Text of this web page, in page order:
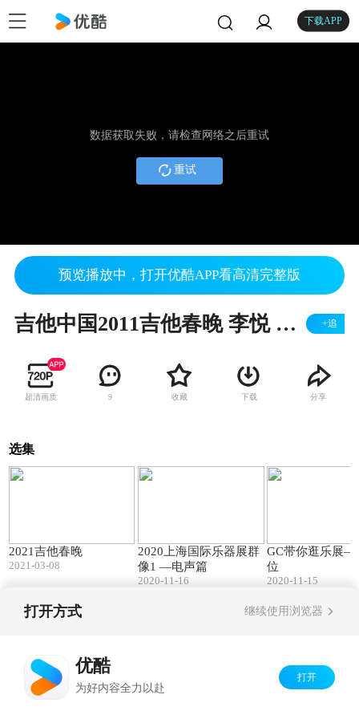
下载APP
数据获取失败，请检查网络之后重试
重试
预览播放中，打开优酷APP看高清完整版
吉他中国2011吉他春晚 李悦 忐忑 吉他现场版 +追
超清画质 9 收藏 下载 分享
选集
2021吉他春晚
2021-03-08
2020上海国际乐器展群
像1 —电声篇
2020-11-16
GC带你逛乐展—
位
2020-11-15
打开方式 继续使用浏览器
优酷
为好内容全力以赴
打开